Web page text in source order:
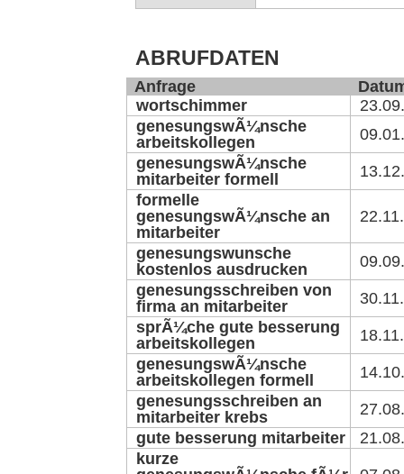
ABRUFDATEN
Anfrage
wortschimmer
genesungswÃ¼nsche
arbeitskollegen
genesungswÃ¼nsche
mitarbeiter formell
formelle
genesungswÃ¼nsche an
mitarbeiter
genesungswunsche
kostenlos ausdrucken
genesungsschreiben von
firma an mitarbeiter
sprÃ¼che gute besserung
arbeitskollegen
genesungswÃ¼nsche
arbeitskollegen formell
genesungsschreiben an
mitarbeiter krebs
gute besserung mitarbeiter
kurze